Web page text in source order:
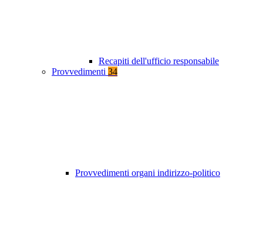
Recapiti dell'ufficio responsabile
Provvedimenti 34
Provvedimenti organi indirizzo-politico